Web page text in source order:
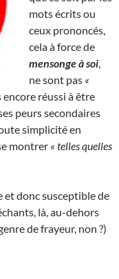
mots écrits ou
ceux prononcés,
cela à force de
mensonge à soi
ne sont pas «
encore réussi à être
peurs secondaires
simplicité en
montrer « telles quelles
et donc susceptible de
là, au-dehors
de frayeur, non ?)